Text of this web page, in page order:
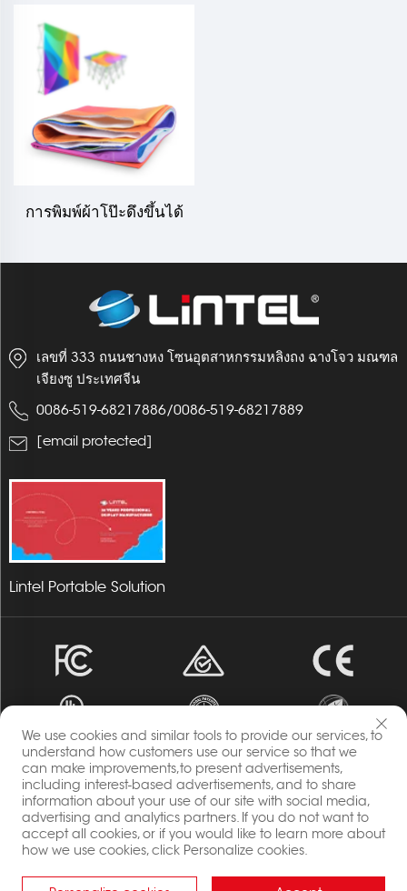
การพิมพ์ผ้าโป๊ะดึงขึ้นได้
เลขที่ 333 ถนนชางหง โซนอุตสาหกรรมหลิงถง ฉางโจว มณฑล
เจียงซู ประเทศจีน
0086-519-68217886/0086-519-68217889
[email protected]
Lintel Portable Solution
สงวนลิขสิทธิ์ © 2023 Energia โดยบริษัท ฉางโจว ลินเทล ดิสเพลย์
จำกัด สงวนลิขสิทธิ์ทั้งหมด
นโยบายความเป็นส่วนตัว
บล็อก
We use cookies and similar tools to provide our services, to
understand how customers use our service so that we
can make improvements,to present advertisements,
including interest-based advertisements, and to share
information about your use of our site with social media,
advertising and analytics partners. If you do not want to
accept all cookies, or if you would like to learn more about
how we use cookies, click Personalize cookies.